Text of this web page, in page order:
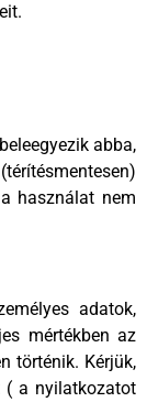
abba,
használat nem
adatok,
mértékben az
történik. Kérjük,
( a nyilatkozatot